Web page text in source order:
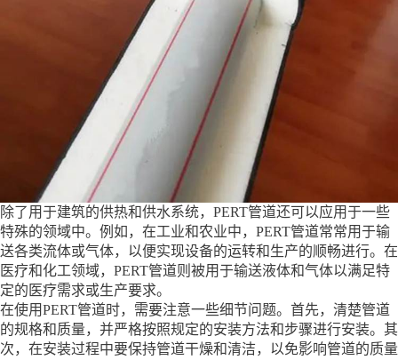
除了用于建筑的供热和供水系统，PERT管道还可以应用于一些
特殊的领域中。例如，在工业和农业中，PERT管道常常用于输
送各类流体或气体，以便实现设备的运转和生产的顺畅进行。在
医疗和化工领域，PERT管道则被用于输送液体和气体以满足特
定的医疗需求或生产要求。
在使用PERT管道时，需要注意一些细节问题。首先，清楚管道
的规格和质量，并严格按照规定的安装方法和步骤进行安装。其
次，在安装过程中要保持管道干燥和清洁，以免影响管道的质量